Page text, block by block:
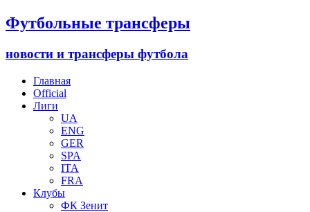
Футбольные трансферы
новости и трансферы футбола
Главная
Official
Лиги
UA
ENG
GER
SPA
ITA
FRA
Клубы
ФК Зенит